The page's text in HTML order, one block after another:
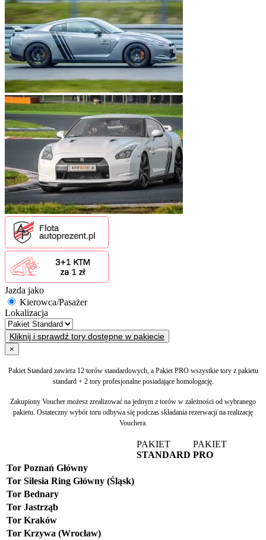
Jazda jako
Kierowca/Pasażer
Lokalizacja
Kliknij i sprawdź tory dostępne w pakiecie
×
Pakiet Standard zawiera 12 torów standardowych, a Pakiet PRO wszystkie tory z pakietu
standard + 2 tory profesjonalne posiadające homologację.
Zakupiony Voucher możesz zrealizować na jednym z torów w zależności od wybranego
pakietu. Ostateczny wybór toru odbywa się podczas składania rezerwacji na realizację
Vouchera.
PAKIET
STANDARD
PAKIET
PRO
Tor Poznań Główny
Tor Silesia Ring Główny (Śląsk)
Tor Bednary
Tor Jastrząb
Tor Kraków
Tor Krzywa (Wrocław)